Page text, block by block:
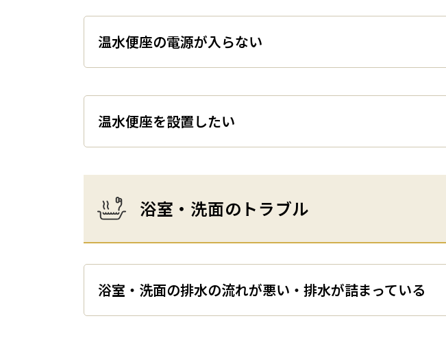
温水便座の電源が入らない
温水便座を設置したい
浴室・洗面のトラブル
浴室・洗面の排水の流れが悪い・排水が詰まって